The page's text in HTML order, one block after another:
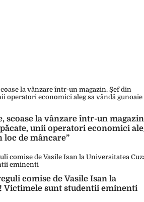
scoase la vânzare într-un
păcate, unii operatori economici
loc de mâncare”
comise de Vasile Isan la
Victimele sunt studentii eminenti